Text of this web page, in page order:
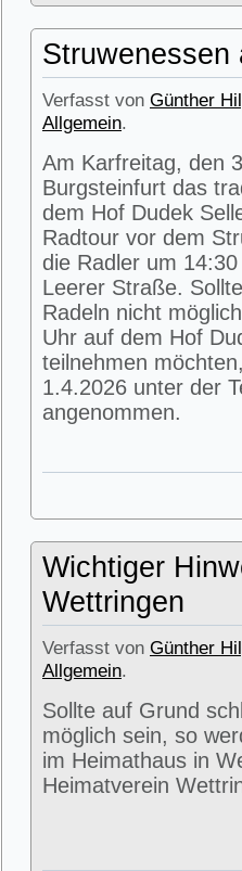
Struwenessen
Verfasst von Günther
Allgemein.
Am Karfreitag, den
Burgsteinfurt das
dem Hof Dudek
Radtour vor dem
die Radler um
Leerer Straße.
Radeln nicht
Uhr auf dem Hof
teilnehmen
1.4.2026 unter der
angenommen.
Wichtiger
Wettringen
Verfasst von Günther
Allgemein.
Sollte auf Grund
möglich sein, so
im Heimathaus in
Heimatverein